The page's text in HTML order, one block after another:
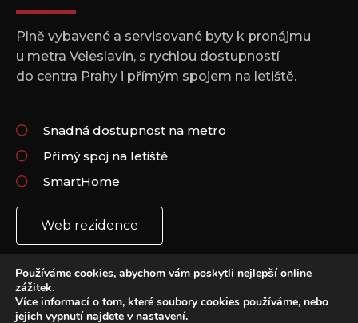
Plně vybavené a servisované byty k pronájmu
u metra Veleslavín, s rychlou dostupností
do centra Prahy i přímým spojem na letiště.
Snadná dostupnost na metro
Přímý spoj na letiště
SmartHome
Web rezidence
Používáme cookies, abychom vám poskytli nejlepší online
zážitek.
Více informací o tom, které soubory cookies používáme, nebo
jejich vypnutí najdete v nastavení.